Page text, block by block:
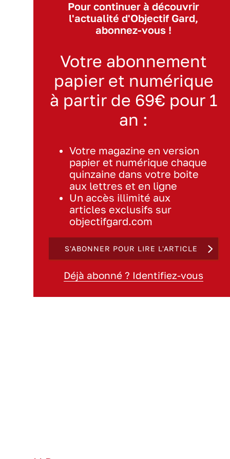
Pour continuer à découvrir
l'actualité d'Objectif Gard,
abonnez-vous !
Votre abonnement
papier et numérique
à partir de 69€ pour 1
an :
Votre magazine en version
papier et numérique chaque
quinzaine dans votre boite
aux lettres et en ligne
Un accès illimité aux
articles exclusifs sur
objectifgard.com
S'ABONNER POUR LIRE L'ARTICLE
Déjà abonné ? Identifiez-vous